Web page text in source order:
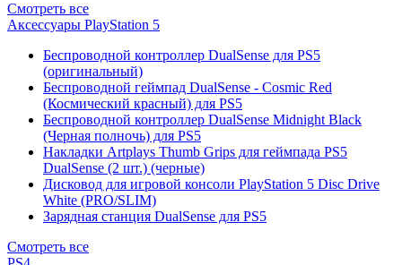
Смотреть все
Аксессуары PlayStation 5
Беспроводной контроллер DualSense для PS5
(оригинальный)
Беспроводной геймпад DualSense - Cosmic Red
(Космический красный) для PS5
Беспроводной контроллер DualSense Midnight Black
(Черная полночь) для PS5
Накладки Artplays Thumb Grips для геймпада PS5
DualSense (2 шт.) (черные)
Дисковод для игровой консоли PlayStation 5 Disc Drive
White (PRO/SLIM)
Зарядная станция DualSense для PS5
Смотреть все